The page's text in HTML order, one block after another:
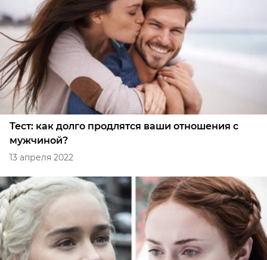
Тест: как долго продлятся ваши отношения с
мужчиной?
13 апреля 2022